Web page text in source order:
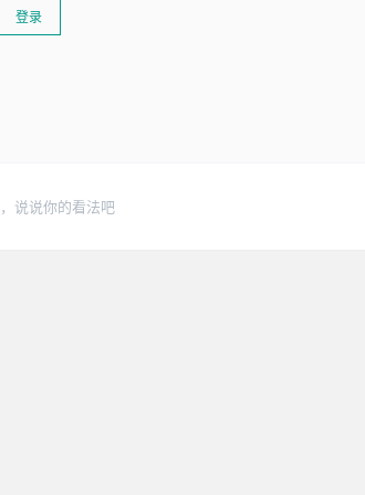
登录
说说你的看法吧